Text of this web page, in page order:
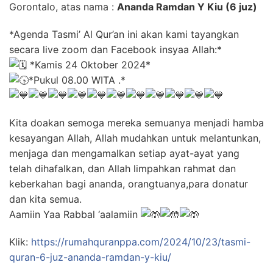
Gorontalo, atas nama : Ananda Ramdan Y Kiu (6 juz)
*Agenda Tasmi’ Al Qur’an ini akan kami tayangkan
secara live zoom dan Facebook insyaa Allah:*
*Kamis 24 Oktober 2024*
*Pukul 08.00 WITA .*
Kita doakan semoga mereka semuanya menjadi hamba
kesayangan Allah, Allah mudahkan untuk melantunkan,
menjaga dan mengamalkan setiap ayat-ayat yang
telah dihafalkan, dan Allah limpahkan rahmat dan
keberkahan bagi ananda, orangtuanya,para donatur
dan kita semua.
Aamiin Yaa Rabbal ‘aalamiin
Klik: https://rumahquranppa.com/2024/10/23/tasmi-
quran-6-juz-ananda-ramdan-y-kiu/